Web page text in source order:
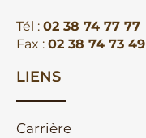
Tél : 02 38 74 77 77
Fax : 02 38 74 73 49
LIENS
Carrière